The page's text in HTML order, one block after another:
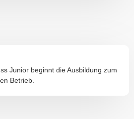
Junior beginnt die Ausbildung zum
Betrieb.